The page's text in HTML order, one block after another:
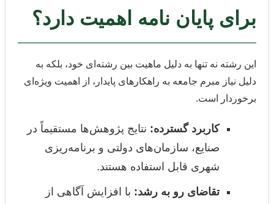
برای پایان نامه اهمیت دارد؟
این رشته نه تنها به دلیل ماهیت بین رشته‌ای خود، بلکه به
دلیل نیاز مبرم جامعه به راهکارهای پایدار، از اهمیت ویژه‌ای
برخوردار است.
کاربرد گسترده: نتایج پژوهش‌ها مستقیماً در
صنایع، سازمان‌های دولتی و برنامه‌ریزی
شهری قابل استفاده هستند.
تقاضای رو به رشد: با افزایش آگاهی از